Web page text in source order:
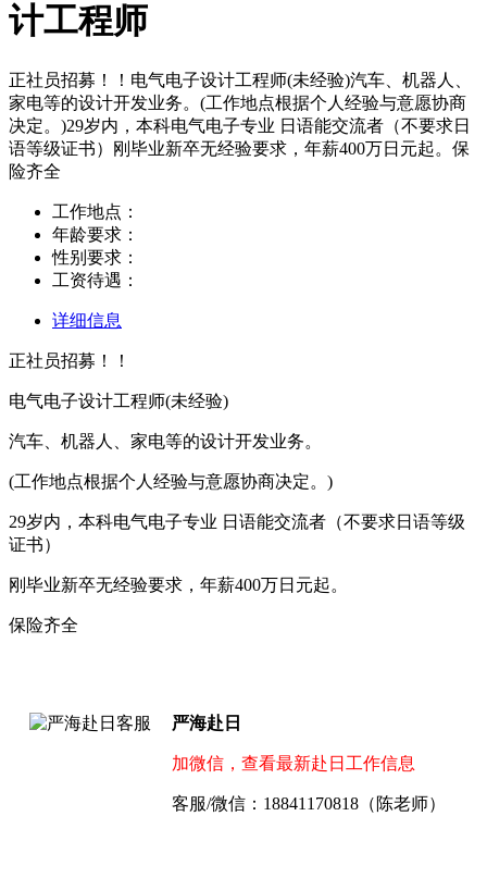
计工程师
正社员招募！！电气电子设计工程师(未经验)汽车、机器人、
家电等的设计开发业务。(工作地点根据个人经验与意愿协商
决定。)29岁内，本科电气电子专业 日语能交流者（不要求日
语等级证书）刚毕业新卒无经验要求，年薪400万日元起。保
险齐全
工作地点：
年龄要求：
性别要求：
工资待遇：
详细信息
正社员招募！！
电气电子设计工程师(未经验)
汽车、机器人、家电等的设计开发业务。
(工作地点根据个人经验与意愿协商决定。)
29岁内，本科电气电子专业 日语能交流者（不要求日语等级
证书）
刚毕业新卒无经验要求，年薪400万日元起。
保险齐全
严海赴日
加微信，查看最新赴日工作信息
客服/微信：18841170818（陈老师）